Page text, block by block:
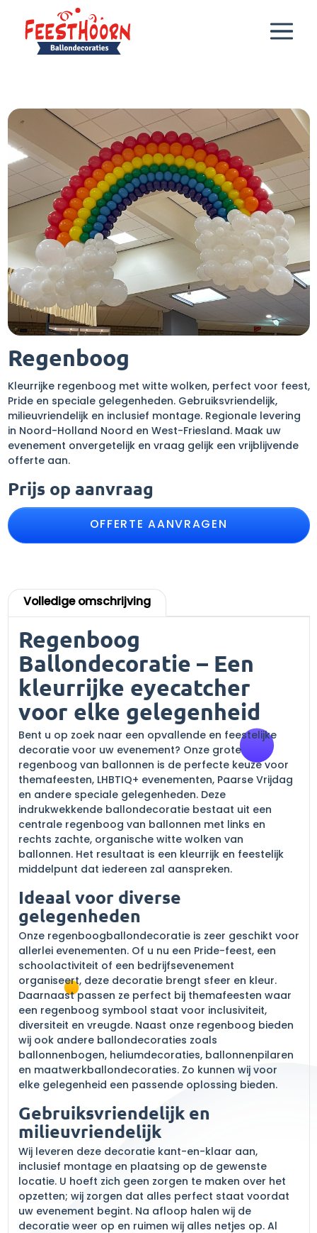
Regenboog
Kleurrijke regenboog met witte wolken, perfect voor feest,
Pride en speciale gelegenheden. Gebruiksvriendelijk,
milieuvriendelijk en inclusief montage. Regionale levering
in Noord-Holland Noord en West-Friesland. Maak uw
evenement onvergetelijk en vraag gelijk een vrijblijvende
offerte aan.
Prijs op aanvraag
OFFERTE AANVRAGEN
Volledige omschrijving
Regenboog
Ballondecoratie – Een
kleurrijke eyecatcher
voor elke gelegenheid
Bent u op zoek naar een opvallende en feestelijke
decoratie voor uw evenement? Onze grote
regenboog van ballonnen is de perfecte keuze voor
themafeesten, LHBTIQ+ evenementen, Paarse Vrijdag
en andere speciale gelegenheden. Deze
indrukwekkende ballondecoratie bestaat uit een
centrale regenboog van ballonnen met links en
rechts zachte, organische witte wolken van
ballonnen. Het resultaat is een kleurrijk en feestelijk
middelpunt dat iedereen zal aanspreken.
Ideaal voor diverse
gelegenheden
Onze regenboogballondecoratie is zeer geschikt voor
allerlei evenementen. Of u nu een Pride-feest, een
schoolactiviteit of een bedrijfsevenement
organiseert, deze decoratie brengt sfeer en kleur.
Daarnaast passen ze perfect bij themafeesten waar
een regenboog symbool staat voor inclusiviteit,
diversiteit en vreugde. Naast onze regenboog bieden
wij ook andere ballondecoraties zoals
ballonnenbogen, heliumdecoraties, ballonnenpilaren
en maatwerkballondecoraties. Zo kunnen wij voor
elke gelegenheid een passende oplossing bieden.
Gebruiksvriendelijk en
milieuvriendelijk
Wij leveren deze decoratie kant-en-klaar aan,
inclusief montage en plaatsing op de gewenste
locatie. U hoeft zich geen zorgen te maken over het
opzetten; wij zorgen dat alles perfect staat voordat
uw evenement begint. Na afloop halen wij de
decoratie weer op en ruimen wij alles netjes op. Al